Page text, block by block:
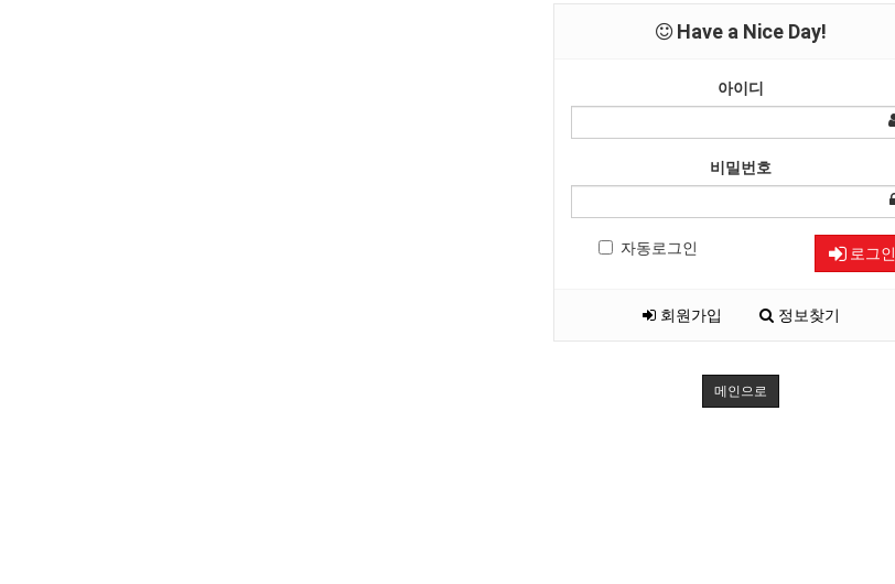
Have a Nice Day!
아이디
비밀번호
자동로그인 로그인
회원가입 정보찾기
메인으로